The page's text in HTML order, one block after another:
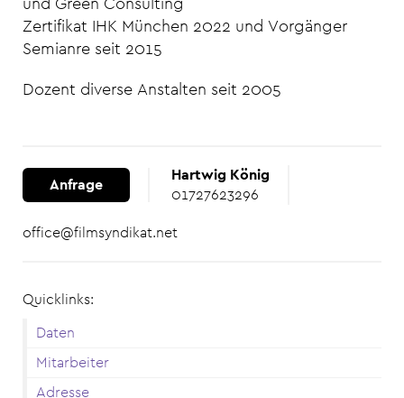
Zertifikat IHK München 2022 und Vorgänger
Semianre seit 2015
Dozent diverse Anstalten seit 2005
Anfrage
Hartwig König
01727623296
office@filmsyndikat.net
Quicklinks:
Daten
Mitarbeiter
Adresse